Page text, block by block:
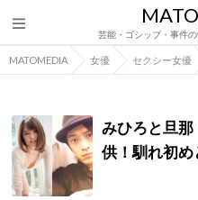
芸能・ゴシップ・事件
MATOMEDIA 女優 セクシー女優
みひろと旦
供！馴れ初